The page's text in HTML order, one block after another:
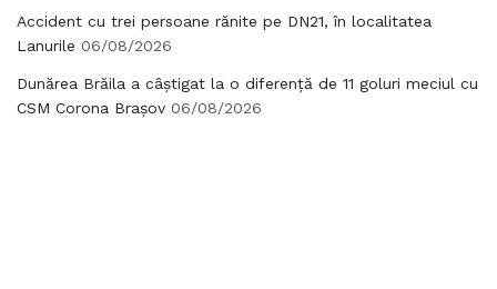
Accident cu trei persoane rănite pe DN21, în localitatea
Lanurile 06/08/2026
Dunărea Brăila a câștigat la o diferență de 11 goluri meciul cu
CSM Corona Brașov 06/08/2026